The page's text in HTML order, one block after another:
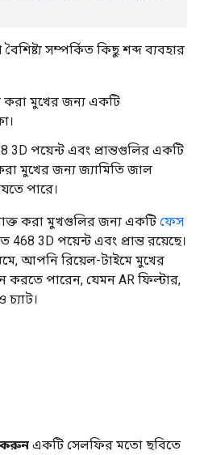
সম্পর্কিত কিছু শব্দ ব্যবহার
করা মুখের জন্য একটি
3D পয়েন্ট এবং প্রান্তগুলির একটি
মুখের জন্য জ্যামিতি জাল
পারে।
করা মুখগুলির জন্য একটি ফেস
468 3D পয়েন্ট এবং প্রান্ত রয়েছে।
আপনি রিয়েল-টাইমে মুখের
পারেন, যেমন AR ফিল্টার,
করুন একটি সেলফির মতো ছবিতে